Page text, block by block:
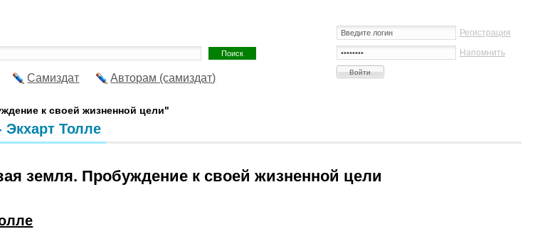
Регистрация
Напомнить
Самиздат Авторам (самиздат)
к своей жизненной цели"
Толле
земля. Пробуждение к своей жизненной цели